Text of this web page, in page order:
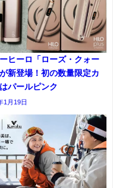
ヒーロ「ローズ・クォー
新登場！初の数量限定カ
パールピンク
1月19日